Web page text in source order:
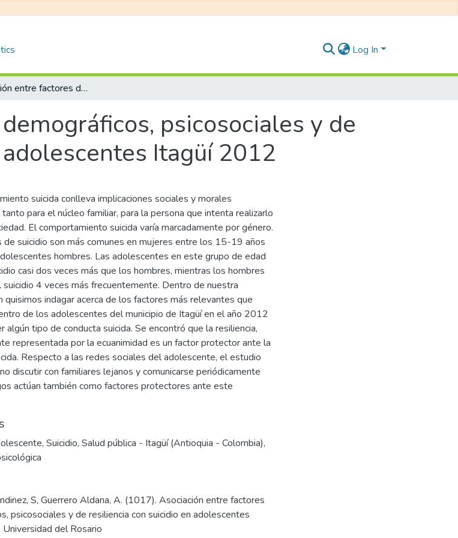
Log In
Asociación entre factores demográficos, psicosociales y de resiliencia con suicidio en adolescentes Itagüí 2012
psicosociales y de
Itagüí 2012
suicida conlleva implicaciones sociales y morales
para el núcleo familiar, para la persona que intenta realizarlo
El comportamiento suicida varía marcadamente por género.
de suicidio son más comunes en mujeres entre los 15-19 años
hombres. Las adolescentes en este grupo de edad
casi dos veces más que los hombres, mientras los hombres
suicidio 4 veces más frecuentemente. Dentro de nuestra
quisimos indagar acerca de los factores más relevantes que
de los adolescentes del municipio de Itagüí en el año 2012
algún tipo de conducta suicida. Se encontró que la resiliencia,
representada por la ecuanimidad es un factor protector ante la
Respecto a las redes sociales del adolescente, el estudio
discutir con familiares lejanos y comunicarse periódicamente
actúan también como factores protectores ante este
, Suicidio, Salud pública - Itagüí (Antioquia - Colombia),
S, Guerrero Aldana, A. (1017). Asociación entre factores
psicosociales y de resiliencia con suicidio en adolescentes
del Rosario